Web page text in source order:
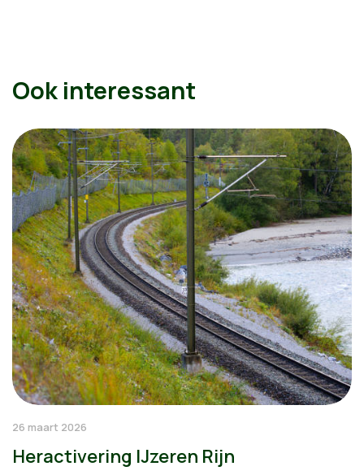
Ook interessant
26 maart 2026
Heractivering IJzeren Rijn